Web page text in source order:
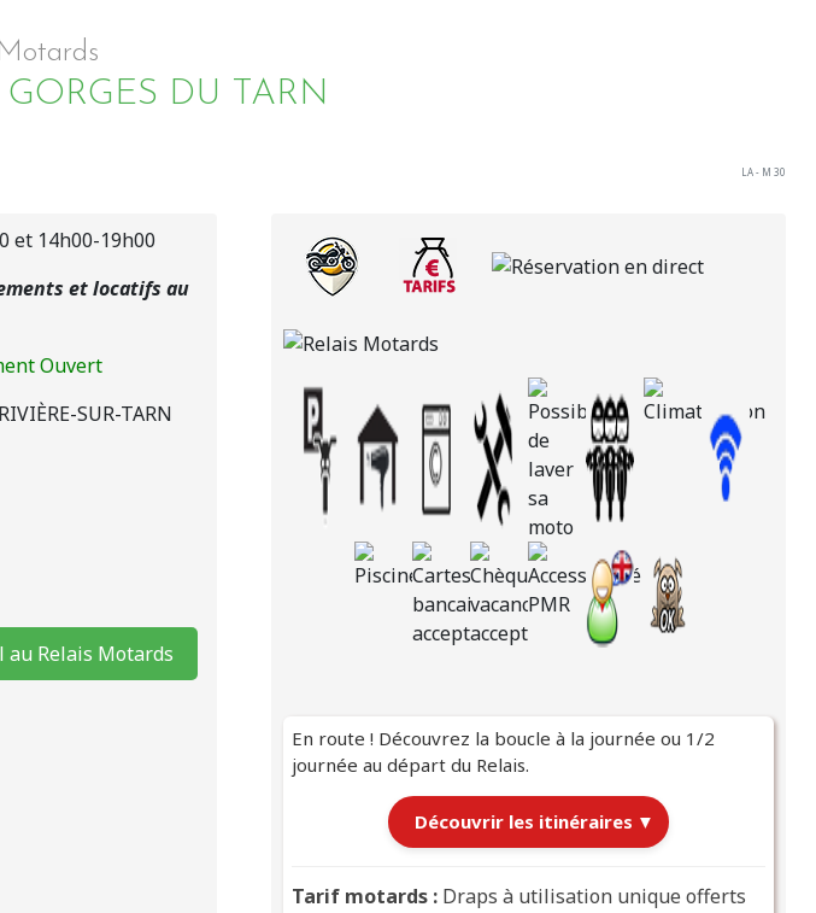
DU TARN
LA - M 30
et 14h00-19h00
et locatifs au
Ouvert
RIVIÈRE-SUR-TARN
Relais Motards
En route ! Découvrez la boucle à la journée ou 1/2
journée au départ du Relais.
Découvrir les itinéraires ▼
Tarif motards : Draps à utilisation unique offerts